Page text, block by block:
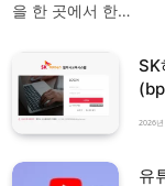
을 한 곳에서 한…
SK
2026년
유